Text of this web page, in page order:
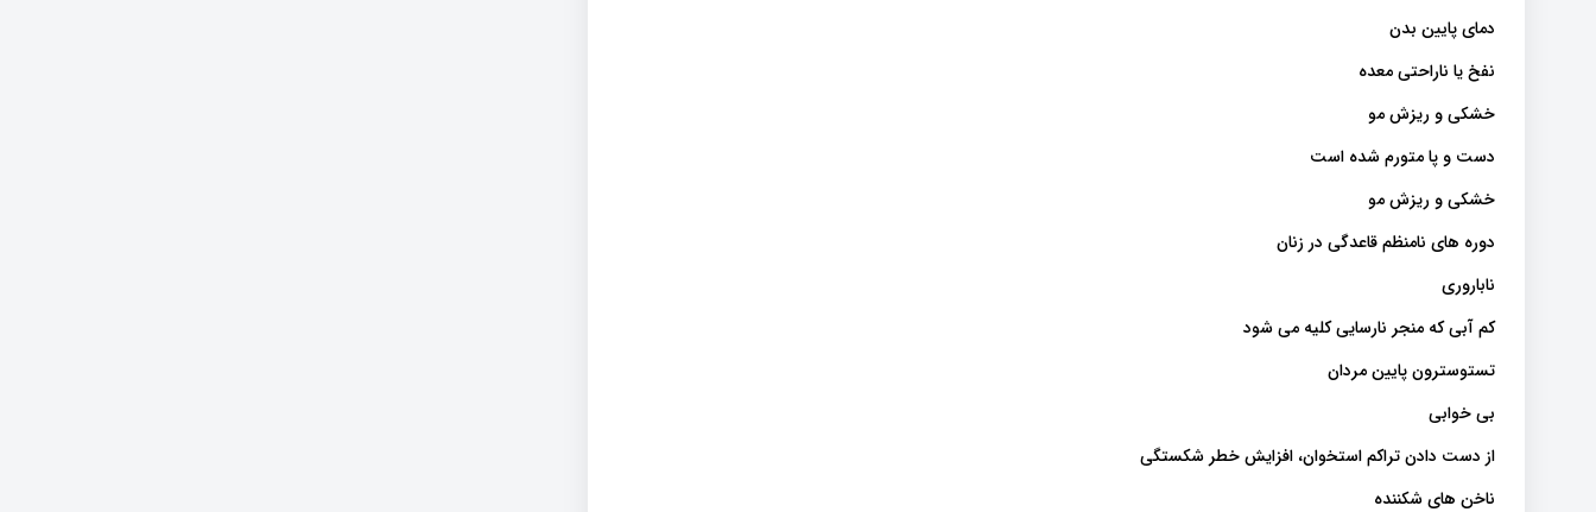
دمای پایین بدن
نفخ یا ناراحتی معده
خشکی و ریزش مو
دست و پا متورم شده است
خشکی و ریزش مو
دوره های نامنظم قاعدگی در زنان
ناباروری
کم آبی که منجر نارسایی کلیه می شود
تستوسترون پایین مردان
بی خوابی
از دست دادن تراکم استخوان، افزایش خطر شکستگی
ناخن های شکننده